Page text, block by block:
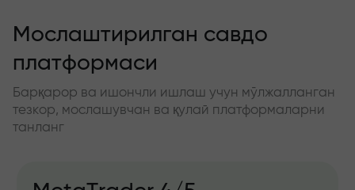
Мослаштирилган савдо
платформаси
Барқарор ва ишончли ишлаш учун мўлжалланган
тезкор, мослашувчан ва қулай платформаларни
танланг